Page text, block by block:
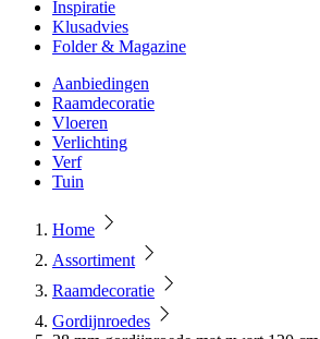
Inspiratie
Klusadvies
Folder & Magazine
Aanbiedingen
Raamdecoratie
Vloeren
Verlichting
Verf
Tuin
Home
Assortiment
Raamdecoratie
Gordijnroedes